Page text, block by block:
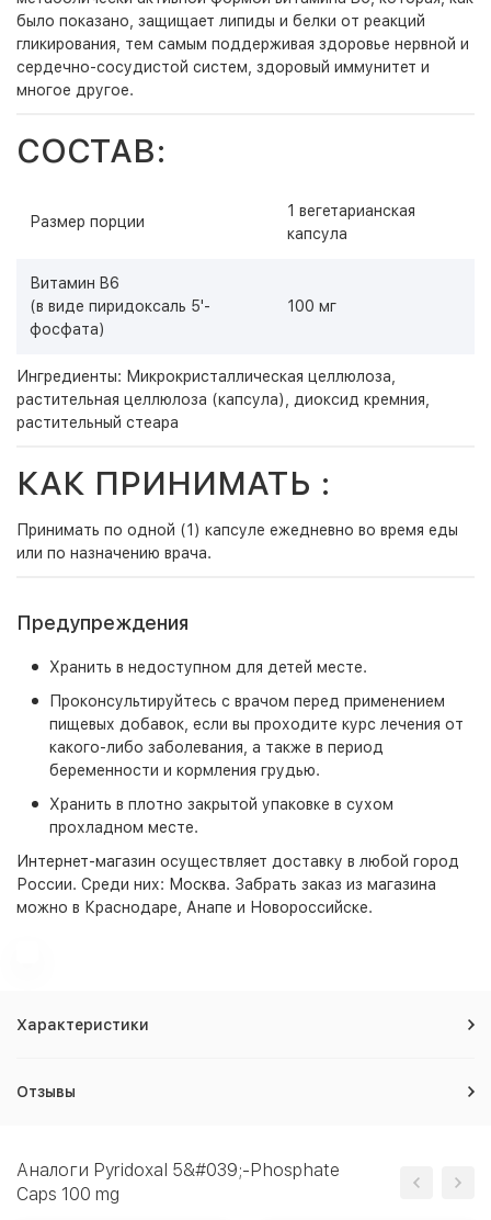
было показано, защищает липиды и белки от реакций
гликирования, тем самым поддерживая здоровье нервной и
сердечно-сосудистой систем, здоровый иммунитет и
многое другое.
СОСТАВ:
Размер порции
1 вегетарианская
капсула
Витамин B6
(в виде пиридоксаль 5'-
фосфата)
100 мг
Ингредиенты: Микрокристаллическая целлюлоза,
растительная целлюлоза (капсула), диоксид кремния,
растительный стеара
КАК ПРИНИМАТЬ :
Принимать по одной (1) капсуле ежедневно во время еды
или по назначению врача.
Предупреждения
Хранить в недоступном для детей месте.
Проконсультируйтесь с врачом перед применением
пищевых добавок, если вы проходите курс лечения от
какого-либо заболевания, а также в период
беременности и кормления грудью.
Хранить в плотно закрытой упаковке в сухом
прохладном месте.
Интернет-магазин осуществляет доставку в любой город
России. Среди них: Москва. Забрать заказ из магазина
можно в Краснодаре, Анапе и Новороссийске.
Характеристики
Отзывы
Аналоги Pyridoxal 5&#039;-Phosphate
Caps 100 mg